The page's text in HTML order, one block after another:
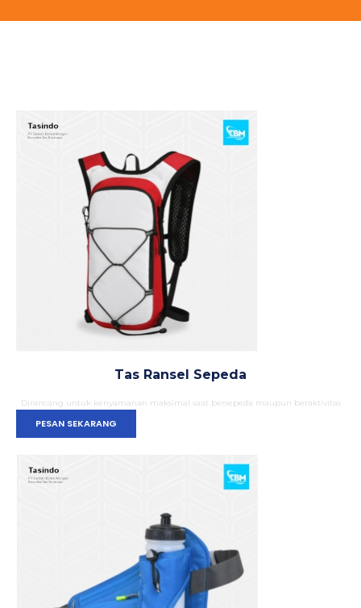
Tas Ransel Sepeda
Dirancang untuk kenyamanan maksimal saat bersepeda maupun beraktivitas
PESAN SEKARANG